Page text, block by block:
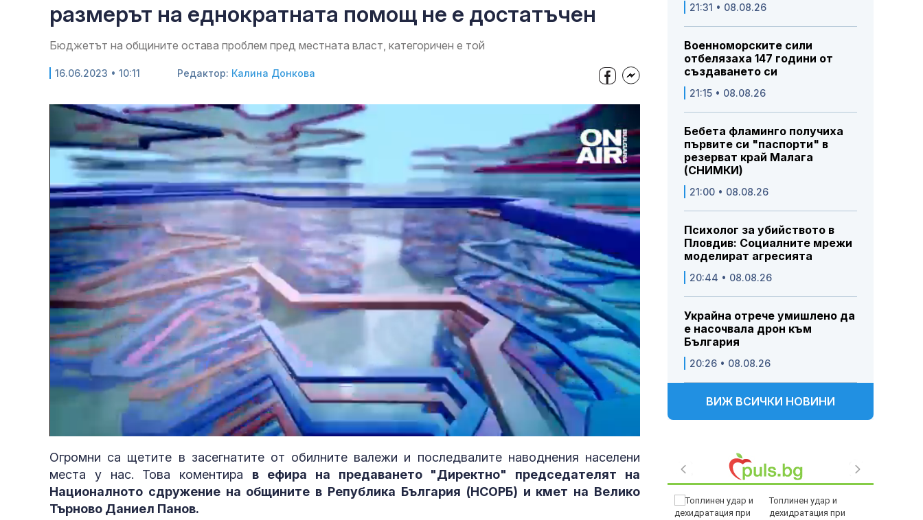
размерът на еднократната помощ не е достатъчен
Бюджетът на общините остава проблем пред местната власт, категоричен е той
16.06.2023 • 10:11 Редактор: Калина Донкова
5.91%
Огромни са щетите в засегнатите от обилните валежи и последвалите наводнения населени
места у нас. Това коментира в ефира на предаването "Директно" председателят на
Националното сдружение на общините в Република България (НСОРБ) и кмет на Велико
Търново Даниел Панов.
21:31 • 08.08.26
Военноморските сили
отбелязаха 147 години от
създаването си
21:15 • 08.08.26
Бебета фламинго получиха
първите си "паспорти" в
резерват край Малага
(СНИМКИ)
21:00 • 08.08.26
Психолог за убийството в
Пловдив: Социалните мрежи
моделират агресията
20:44 • 08.08.26
Украйна отрече умишлено да
е насочвала дрон към
България
20:26 • 08.08.26
ВИЖ ВСИЧКИ НОВИНИ
Топлинен удар и
дехидратация при